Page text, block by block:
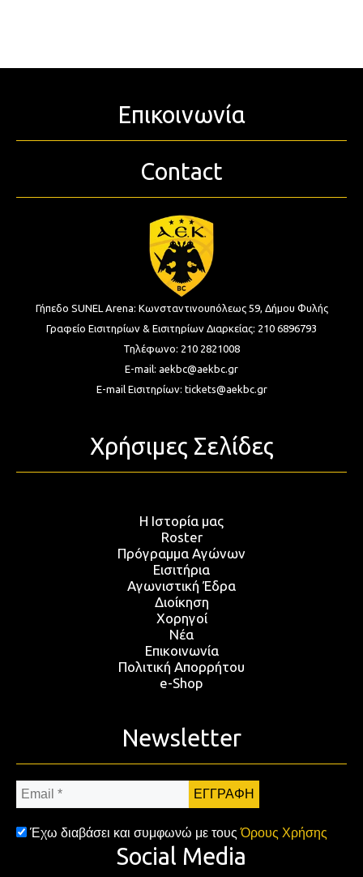
Επικοινωνία
Contact
Γήπεδο SUNEL Arena: Κωνσταντινουπόλεως 59, Δήμου Φυλής
Γραφείο Εισιτηρίων & Εισιτηρίων Διαρκείας: 210 6896793
Τηλέφωνο: 210 2821008
E-mail: aekbc@aekbc.gr
E-mail Εισιτηρίων: tickets@aekbc.gr
Χρήσιμες Σελίδες
Η Ιστορία μας
Roster
Πρόγραμμα Αγώνων
Εισιτήρια
Αγωνιστική Έδρα
Διοίκηση
Χορηγοί
Νέα
Επικοινωνία
Πολιτική Απορρήτου
e-Shop
Newsletter
Email
*
Έχω διαβάσει και συμφωνώ με τουςΌρους Χρήσης
Social Media